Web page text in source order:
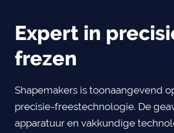
Expert in
frezen
Shapemakers is toonaangevend
precisie-freestechnologie. De
apparatuur en vakkundige